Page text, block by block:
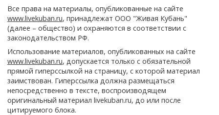
Все права на материалы, опубликованные на сайте
www.livekuban.ru, принадлежат ООО "Живая Кубань"
(далее – общество) и охраняются в соответствии с
законодательством РФ.
Использование материалов, опубликованных на сайте
www.livekuban.ru, допускается только с обязательной
прямой гиперссылкой на страницу, с которой материал
заимствован. Гиперссылка должна размещаться
непосредственно в тексте, воспроизводящем
оригинальный материал livekuban.ru, до или после
цитируемого блока.